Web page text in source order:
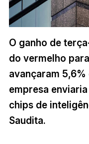
O ganho de
do vermelho
avançaram
empresa
chips de
Saudita.